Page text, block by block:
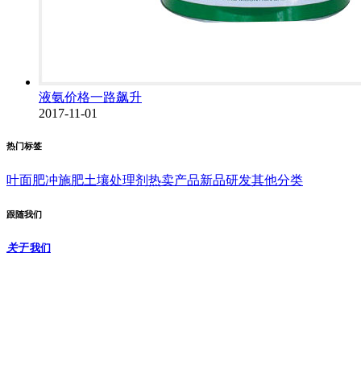
液氨价格一路飙升
2017-11-01
热门标签
叶面肥冲施肥土壤处理剂 热卖产品新品研发其他分类
跟随我们
关于我们